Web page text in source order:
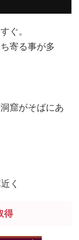
ぐ。
寄る事が多
窟がそばにあ
く
得